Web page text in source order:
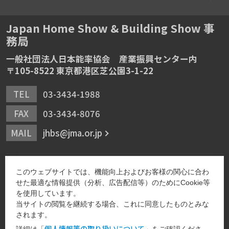
このウェブサイトでは、機能向上およびお客様の関心に合わ
せた最適な情報提供（分析、広告配信等）のためにCookie等
を使用しています。
当サイトの閲覧を継続する場合、これに同意したものとみな
されます。
Japan Home Show & Building Show 事
務局
一般社団法人日本能率協会 産業振興センター内
〒105-8522 東京都港区芝公園3-1-22
TEL
03-3434-1988
FAX
03-3434-8076
MAIL
jhbs@jma.or.jp
JMA主催イベントの年間スケジュール